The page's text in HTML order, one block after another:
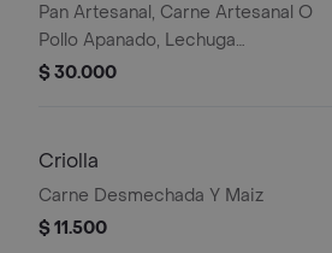
Pan Artesanal, Carne Artesanal O
Pollo Apanado, Lechuga
Caramelizada, Queso Chedar, Huevo
Papa Miga Y Salsas
$ 30.000
Criolla
Carne Desmechada Y Maiz
$ 11.500